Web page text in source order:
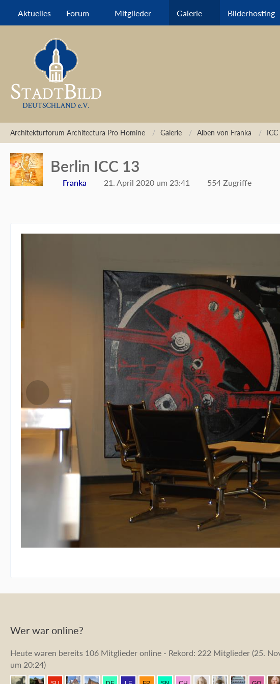
Aktuelles Forum Mitglieder Galerie Bilderhosting
Architekturforum Architectura Pro Homine Galerie Alben von Franka
Berlin ICC 13
Franka 21. April 2020 um 23:41 554 Zugriffe
Wer war online?
Heute waren bereits 106 Mitglieder online - Rekord: 222 Mitglieder (25.
um 20:24)